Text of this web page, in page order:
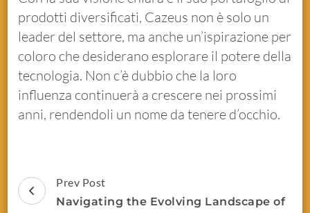
prodotti diversificati, Cazeus non è solo un
leader del settore, ma anche un’ispirazione per
coloro che desiderano esplorare il potere della
tecnologia. Non c’è dubbio che la loro
influenza continuerà a crescere nei prossimi
anni, rendendoli un nome da tenere d’occhio.
Prev Post
Navigating the Evolving Landscape of